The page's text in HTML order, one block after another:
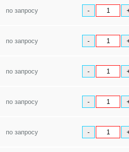
по запросу -
по запросу -
по запросу -
по запросу -
по запросу -